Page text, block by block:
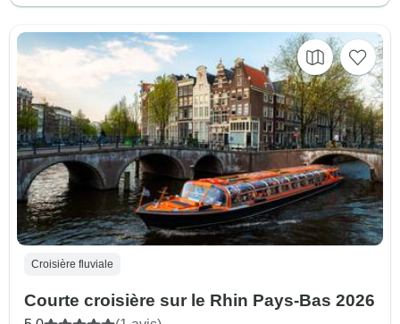
Croisière fluviale
Courte croisière sur le Rhin Pays-Bas 2026